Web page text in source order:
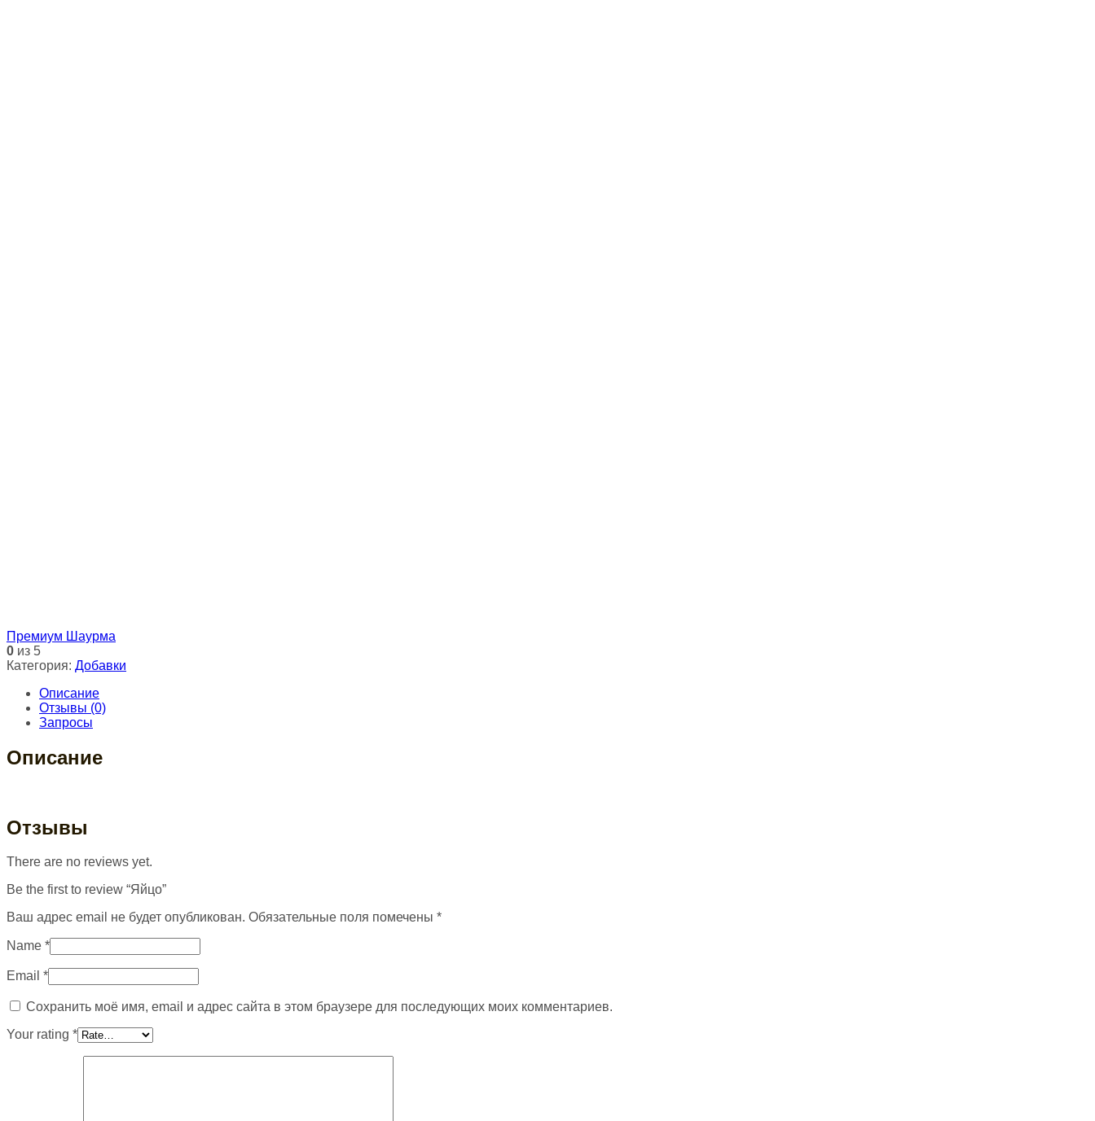
Премиум Шаурма
0 из 5
Категория: Добавки
Описание
Отзывы (0)
Запросы
Описание
Отзывы
There are no reviews yet.
Be the first to review “Яйцо”
Ваш адрес email не будет опубликован. Обязательные поля помечены *
Name *
Email *
Сохранить моё имя, email и адрес сайта в этом браузере для последующих моих комментариев.
Your rating *